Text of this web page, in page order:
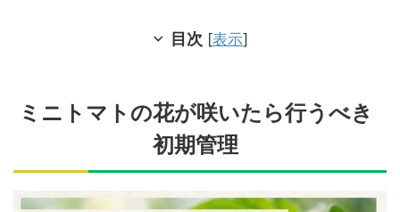
目次 [表示]
ミニトマトの花が咲いたら行うべき
初期管理